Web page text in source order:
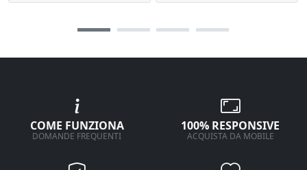
COME FUNZIONA
DOMANDE FREQUENTI
100% RESPONSIVE
ACQUISTA DA MOBILE